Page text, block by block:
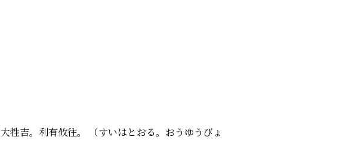
牲吉。利有攸往。 （すいはとおる。おうゆうびょ